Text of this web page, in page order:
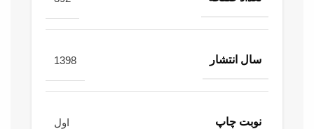
سال انتشار 1398
نوبت چاپ اول